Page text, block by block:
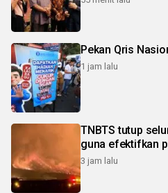
Pekan Qris
1 jam lalu
TNBTS tutup
guna efektifkan
3 jam lalu